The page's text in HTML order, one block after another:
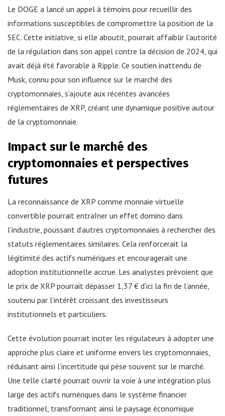
Le DOGE a lancé un appel à témoins pour recueillir des
informations susceptibles de compromettre la position de la
SEC. Cette initiative, si elle aboutit, pourrait affaiblir l’autorité
de la régulation dans son appel contre la décision de 2024, qui
avait déjà été favorable à Ripple. Ce soutien inattendu de
Musk, connu pour son influence sur le marché des
cryptomonnaies, s’ajoute aux récentes avancées
réglementaires de XRP, créant une dynamique positive autour
de la cryptomonnaie.
Impact sur le marché des
cryptomonnaies et perspectives
futures
La reconnaissance de XRP comme monnaie virtuelle
convertible pourrait entraîner un effet domino dans
l’industrie, poussant d’autres cryptomonnaies à rechercher des
statuts réglementaires similaires. Cela renforcerait la
légitimité des actifs numériques et encouragerait une
adoption institutionnelle accrue. Les analystes prévoient que
le prix de XRP pourrait dépasser 1,37 € d’ici la fin de l’année,
soutenu par l’intérêt croissant des investisseurs
institutionnels et particuliers.
Cette évolution pourrait inciter les régulateurs à adopter une
approche plus claire et uniforme envers les cryptomonnaies,
réduisant ainsi l’incertitude qui pèse souvent sur le marché.
Une telle clarté pourrait ouvrir la voie à une intégration plus
large des actifs numériques dans le système financier
traditionnel, transformant ainsi le paysage économique